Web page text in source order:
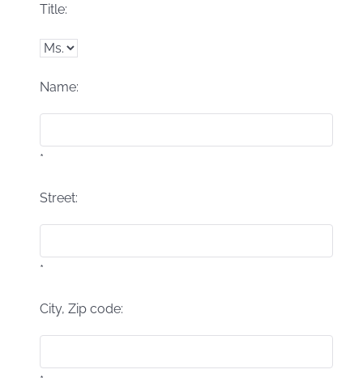
Title:
Name:
*
Street:
*
City, Zip code: